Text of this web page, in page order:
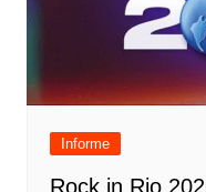
Informe
Rock in Rio